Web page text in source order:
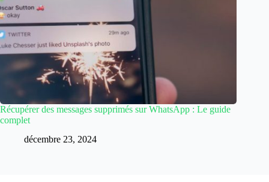
Récupérer des messages supprimés sur WhatsApp : Le guide
complet
décembre 23, 2024